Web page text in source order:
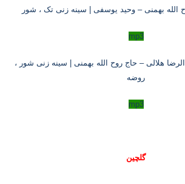
الله بهمنی – وحید یوسفی | سینه زنی تک ، شور
mp3
هلالی – حاج روح الله بهمنی | سینه زنی شور ،
روضه
mp3
گلچین